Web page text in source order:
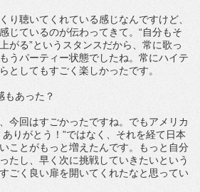
り聴いてくれている感じなんですけど、
じているのが伝わってきて。“自分もそ
がる”というスタンスだから、常に歌っ
うパーティー状態でしたね。常にハイテ
としてもすごく楽しかったです。
もあった？
今回はすごかったですね。でもアメリカ
りがとう！”ではなく、それを経て日本
ことがもっと増えたんです。もっと自分
たし、早く次に挑戦していきたいという
ごく良い扉を開いてくれたなと思ってい